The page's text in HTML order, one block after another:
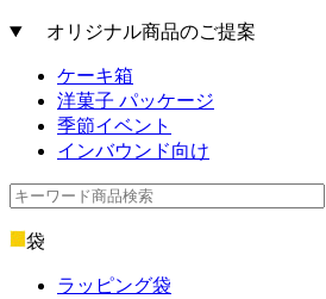
オリジナル商品のご提案
ケーキ箱
洋菓子 パッケージ
季節イベント
インバウンド向け
袋
ラッピング袋